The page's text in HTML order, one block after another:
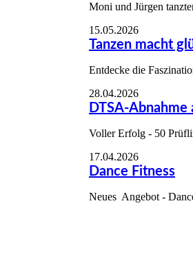
Moni und Jürgen
15.05.2026
Tanzen macht
Entdecke die
28.04.2026
DTSA-
Voller Erfolg - 50
17.04.2026
Dance Fitness
Neues Angebot -